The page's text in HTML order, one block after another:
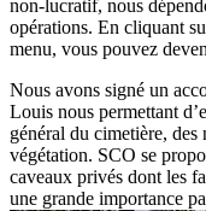
non-lucratif, nous
opérations. En cliquant
menu, vous pouvez
Nous avons signé un
Louis nous permettant
général du cimetière, des
végétation. SCO se
caveaux privés dont les
une grande importance